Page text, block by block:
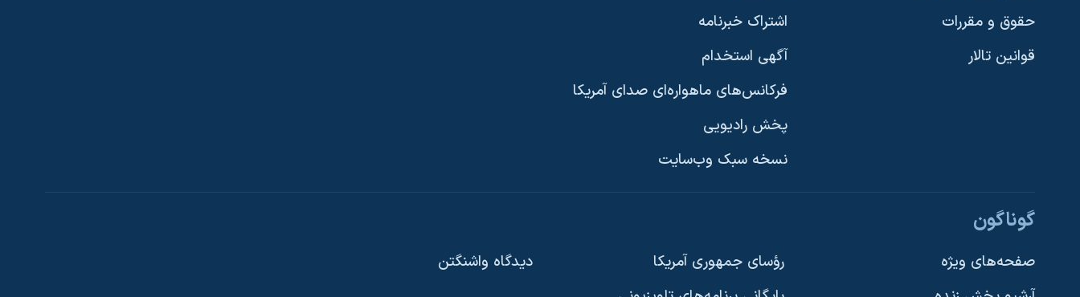
دنبال کنید
حقوق و مقررات
قوانین تالار
اشتراک خبرنامه
آگهی استخدام
فرکانس‌های ماهواره‌ای صدای آمریکا
پخش رادیویی
نسخه سبک وب‌سایت
گوناگون
صفحه‌های ویژه
رؤسای جمهوری آمریکا
دیدگاه‌ واشنگتن